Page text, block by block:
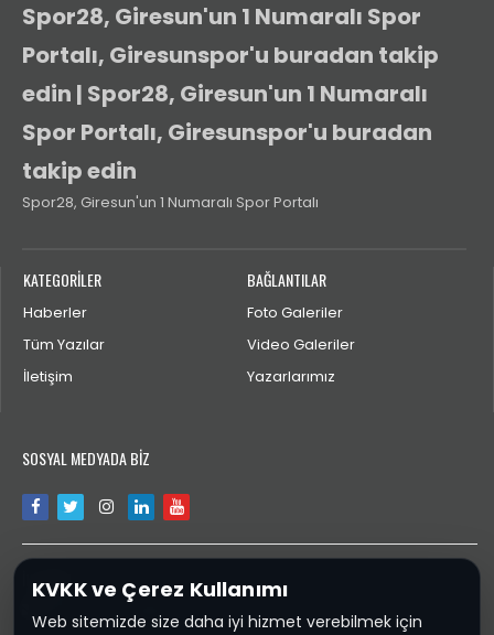
KVKK ve Çerez Kullanımı
Web sitemizde size daha iyi hizmet verebilmek için
Spor28, Giresun'un 1 Numaralı Spor
Portalı, Giresunspor'u buradan takip
edin | Spor28, Giresun'un 1 Numaralı
Spor Portalı, Giresunspor'u buradan
takip edin
Spor28, Giresun'un 1 Numaralı Spor Portalı
KATEGORİLER
Haberler
Tüm Yazılar
İletişim
BAĞLANTILAR
Foto Galeriler
Video Galeriler
Yazarlarımız
SOSYAL MEDYADA BİZ
İLETİŞİM